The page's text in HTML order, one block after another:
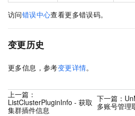
访问错误中心查看更多错误码。
变更历史
更多信息，参考变更详情。
上一篇：
ListClusterPluginInfo - 获取
集群插件信息
下一篇：
多账号管理